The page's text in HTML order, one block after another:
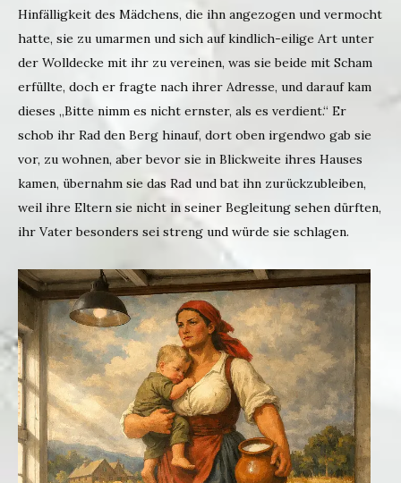
Hinfälligkeit des Mädchens, die ihn angezogen und vermocht
hatte, sie zu umarmen und sich auf kindlich-eilige Art unter
der Wolldecke mit ihr zu vereinen, was sie beide mit Scham
erfüllte, doch er fragte nach ihrer Adresse, und darauf kam
dieses „Bitte nimm es nicht ernster, als es verdient.“ Er
schob ihr Rad den Berg hinauf, dort oben irgendwo gab sie
vor, zu wohnen, aber bevor sie in Blickweite ihres Hauses
kamen, übernahm sie das Rad und bat ihn zurückzubleiben,
weil ihre Eltern sie nicht in seiner Begleitung sehen dürften,
ihr Vater besonders sei streng und würde sie schlagen.